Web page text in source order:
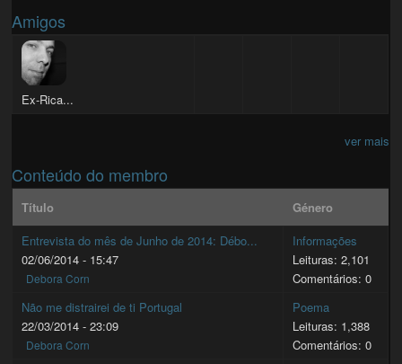
Amigos
Ex-Rica...
ver mais
Conteúdo do membro
Título
Género
Entrevista do mês de Junho de 2014: Débo...
02/06/2014 - 15:47
Debora Corn
Informações
Leituras: 2,101
Comentários: 0
Não me distrairei de ti Portugal
22/03/2014 - 23:09
Debora Corn
Poema
Leituras: 1,388
Comentários: 0